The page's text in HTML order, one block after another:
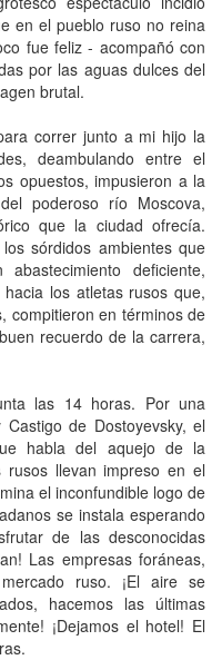
en el pueblo ruso no reina
fue feliz - acompañó con
por las aguas dulces del
brutal.
correr junto a mi hijo la
deambulando entre el
opuestos, impusieron a la
poderoso río Moscova,
que la ciudad ofrecía.
sórdidos ambientes que
deficiente,
los atletas rusos que,
compitieron en términos de
recuerdo de la carrera,
las 14 horas. Por una
de Dostoyevsky, el
habla del aquejo de la
llevan impreso en el
el inconfundible logo de
se instala esperando
de las desconocidas
Las empresas foráneas,
ruso. ¡El aire se
hacemos las últimas
¡Dejamos el hotel! El